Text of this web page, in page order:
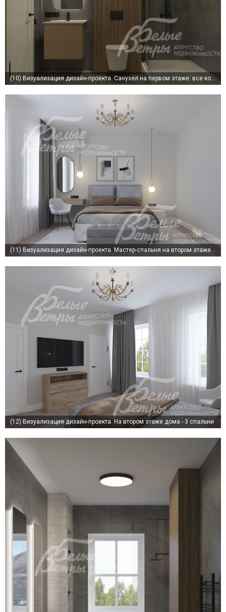
(10) Визуализация дизайн-проекта. Санузел на первом этаже: все коммуникации подведены в дом
(11) Визуализация дизайн-проекта. Мастер-спальня на втором этаже с гардеробной и санузлом
(12) Визуализация дизайн-проекта. На втором этаже дома - 3 спальни